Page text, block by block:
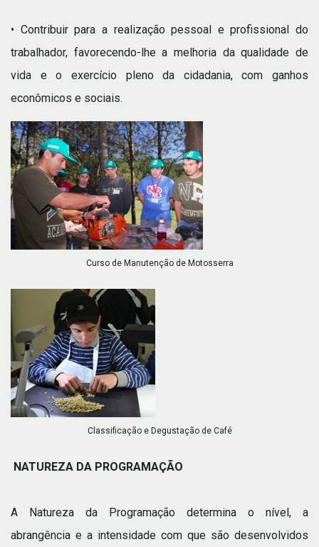
• Contribuir para a realização pessoal e profissional do
trabalhador, favorecendo-lhe a melhoria da qualidade de
vida e o exercício pleno da cidadania, com ganhos
econômicos e sociais.
Curso de Manutenção de Motosserra
Classificação e Degustação de Café
NATUREZA DA PROGRAMAÇÃO
A Natureza da Programação determina o nível, a
abrangência e a intensidade com que são desenvolvidos